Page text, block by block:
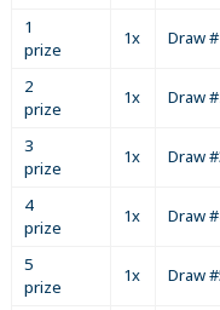
1
prize
1x Draw
2
prize
1x Draw
3
prize
1x Draw
4
prize
1x Draw
5
prize
1x Draw